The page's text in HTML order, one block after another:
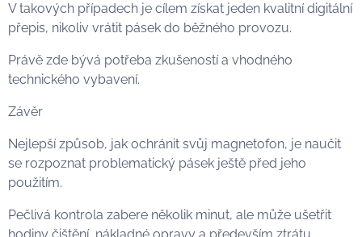
V takových případech je cílem získat jeden kvalitní digitální
přepis, nikoliv vrátit pásek do běžného provozu.
Právě zde bývá potřeba zkušeností a vhodného
technického vybavení.
Závěr
Nejlepší způsob, jak ochránit svůj magnetofon, je naučit
se rozpoznat problematický pásek ještě před jeho
použitím.
Pečlivá kontrola zabere několik minut, ale může ušetřit